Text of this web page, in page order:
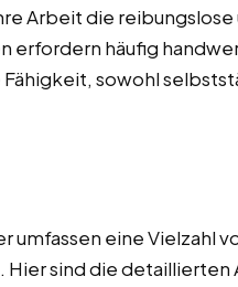
Arbeit die
erfordern häufig
sowohl
eine Vielzahl
sind die detaillierten